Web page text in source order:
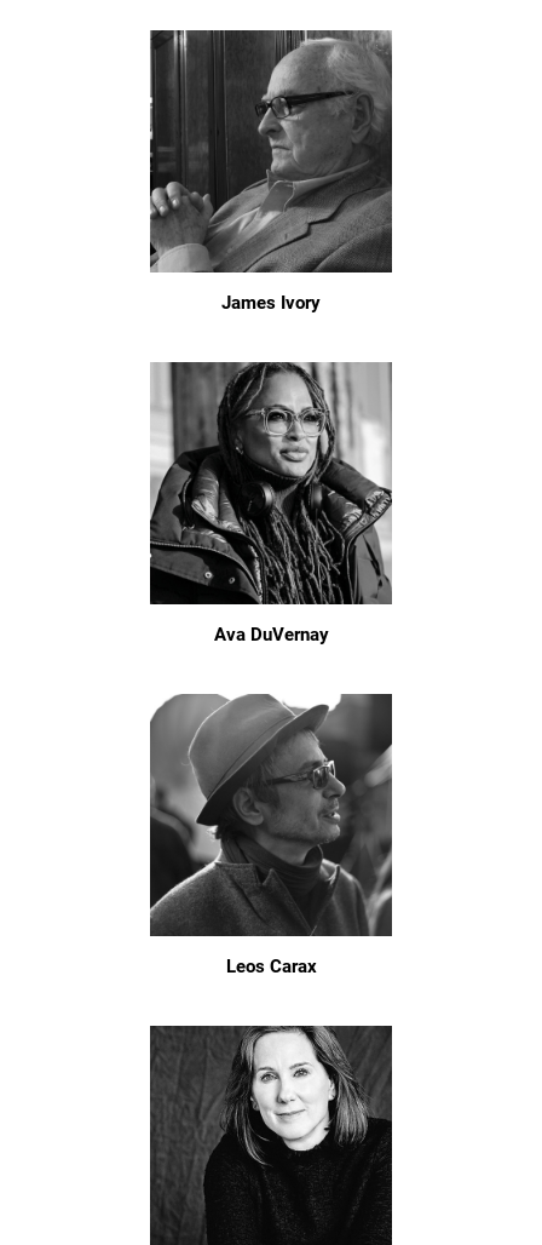
James Ivory
Ava DuVernay
Leos Carax